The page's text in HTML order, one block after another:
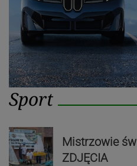
Sport
Mistrzowie
ZDJĘCIA